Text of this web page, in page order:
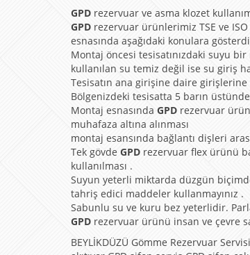
GPD rezervuar ve asma klozet
GPD rezervuar ürünlerimiz TSE ve
esnasında aşağıdaki konulara
Montaj öncesi tesisatınızdaki suyu
kullanılan su temiz değil ise su giriş
Tesisatın ana girişine daire girişlerine
Bölgenizdeki tesisatta 5 barın
Montaj esnasında GPD rezervuar
muhafaza altına alınması
montaj esansında bağlantı dişleri
Tek gövde GPD rezervuar flex ürünü
kullanılması .
Suyun yeterli miktarda düzgün
tahriş edici maddeler kullanmayınız .
Sabunlu su ve kuru bez yeterlidir.
GPD rezervuar ürünü insan ve çevre
BEYLİKDÜZÜ Gömme Rezervuar